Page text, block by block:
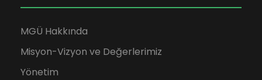
MGÜ Hakkında
Misyon-Vizyon ve Değerlerimiz
Yönetim